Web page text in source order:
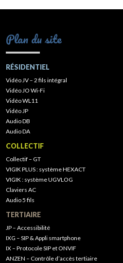
Plan du site
RÉSIDENTIEL
Vidéo JV – 2 fils intégral
Vidéo JO Wi-Fi
Vidéo WL11
Vidéo JP
Audio DB
Audio DA
COLLECTIF
Collectif – GT
VIGIK PLUS : système HEXACT
VIGIK : système UGVLOG
Claviers AC
Audio 5 fils
TERTIAIRE
JP – Accessibilité
IXG – SIP & Appli smartphone
IX – Protocole SIP et ONVIF
ANZEN – Contrôle d’accès tertiaire